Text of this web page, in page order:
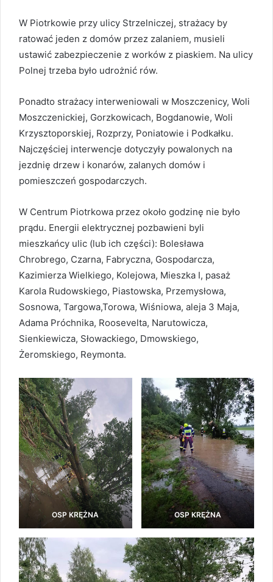
W Piotrkowie przy ulicy Strzelniczej, strażacy by
ratować jeden z domów przez zalaniem, musieli
ustawić zabezpieczenie z worków z piaskiem. Na ulicy
Polnej trzeba było udrożnić rów.
Ponadto strażacy interweniowali w Moszczenicy, Woli
Moszczenickiej, Gorzkowicach, Bogdanowie, Woli
Krzysztoporskiej, Rozprzy, Poniatowie i Podkałku.
Najczęściej interwencje dotyczyły powalonych na
jezdnię drzew i konarów, zalanych domów i
pomieszczeń gospodarczych.
W Centrum Piotrkowa przez około godzinę nie było
prądu. Energii elektrycznej pozbawieni byli
mieszkańcy ulic (lub ich części): Bolesława
Chrobrego, Czarna, Fabryczna, Gospodarcza,
Kazimierza Wielkiego, Kolejowa, Mieszka I, pasaż
Karola Rudowskiego, Piastowska, Przemysłowa,
Sosnowa, Targowa,Torowa, Wiśniowa, aleja 3 Maja,
Adama Próchnika, Roosevelta, Narutowicza,
Sienkiewicza, Słowackiego, Dmowskiego,
Żeromskiego, Reymonta.
OSP KRĘŻNA OSP KRĘŻNA